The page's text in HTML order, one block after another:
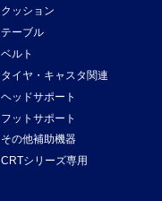
クッション
テーブル
ベルト
タイヤ・キャスタ関連
ヘッドサポート
フットサポート
その他補助機器
CRTシリーズ専用